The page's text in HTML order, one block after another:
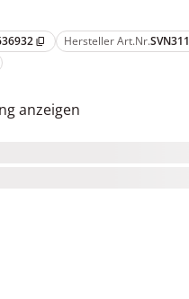
content_copy Hersteller Art.Nr.SVN311
anzeigen